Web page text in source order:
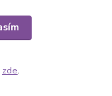
zde.